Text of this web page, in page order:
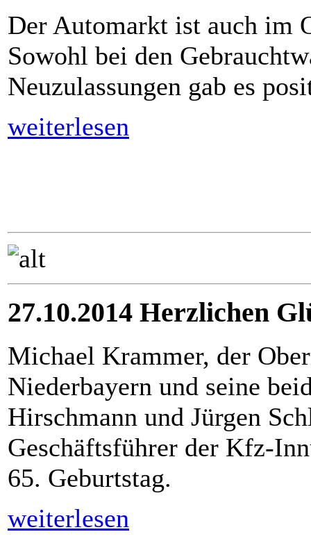
Der Automarkt ist auch im
Sowohl bei den
Neuzulassungen gab es
weiterlesen
27.10.2014 Herzlichen
Michael Krammer, der
Niederbayern und seine
Hirschmann und Jürgen
Geschäftsführer der Kfz-
65. Geburtstag.
weiterlesen